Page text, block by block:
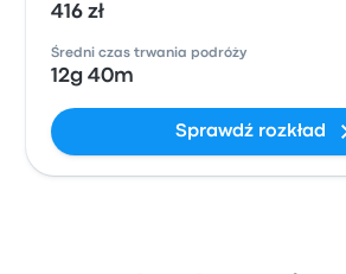
416 zł
Średni czas trwania podróży
12g 40m
Sprawdź rozkład